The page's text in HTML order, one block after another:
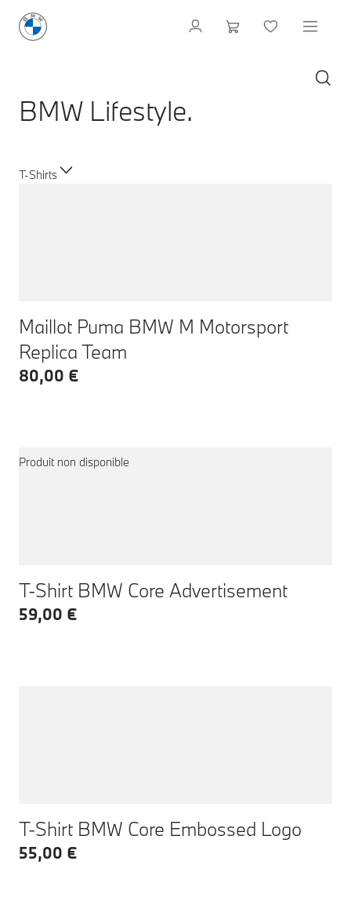
BMW Lifestyle.
T-Shirts
Maillot Puma BMW M Motorsport
Replica Team
80,00 €
Produit non disponible
T-Shirt BMW Core Advertisement
59,00 €
T-Shirt BMW Core Embossed Logo
55,00 €